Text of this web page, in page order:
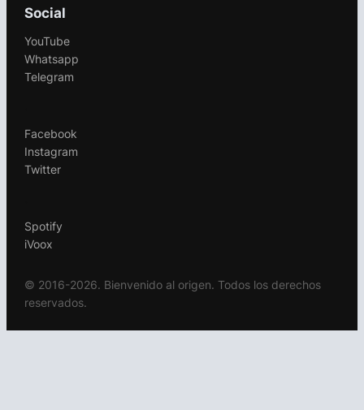
Social
YouTube
Whatsapp
Telegram
Facebook
Instagram
Twitter
Spotify
iVoox
© 2016-2026. Bienvenido al origen. Todos los derechos
reservados.